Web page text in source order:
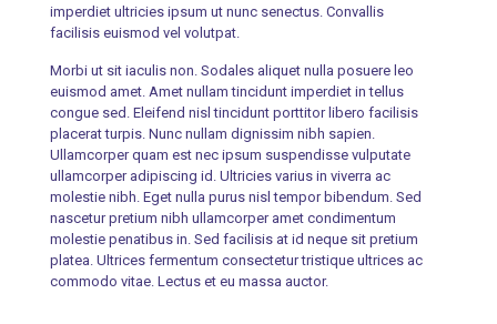
imperdiet ultricies ipsum ut nunc senectus. Convallis
facilisis euismod vel volutpat.
Morbi ut sit iaculis non. Sodales aliquet nulla posuere leo
euismod amet. Amet nullam tincidunt imperdiet in tellus
congue sed. Eleifend nisl tincidunt porttitor libero facilisis
placerat turpis. Nunc nullam dignissim nibh sapien.
Ullamcorper quam est nec ipsum suspendisse vulputate
ullamcorper adipiscing id. Ultricies varius in viverra ac
molestie nibh. Eget nulla purus nisl tempor bibendum. Sed
nascetur pretium nibh ullamcorper amet condimentum
molestie penatibus in. Sed facilisis at id neque sit pretium
platea. Ultrices fermentum consectetur tristique ultrices ac
commodo vitae. Lectus et eu massa auctor.